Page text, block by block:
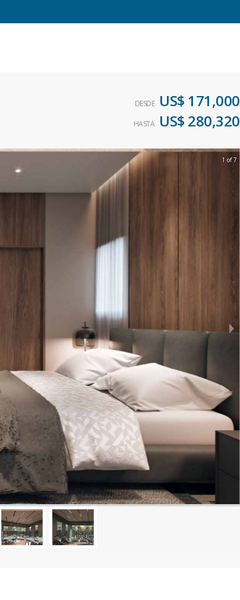
DESDE US$ 171,000
HASTA US$ 280,320
1 of 7